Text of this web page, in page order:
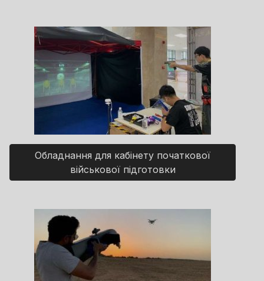
Обладнання для кабінету початкової
військової підготовки